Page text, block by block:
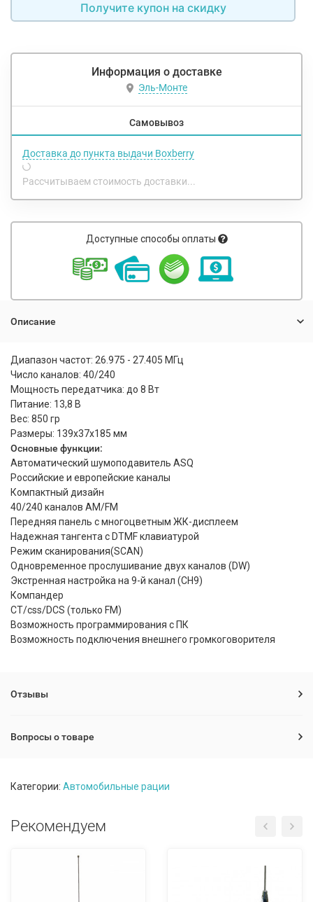
Получите купон на скидку
Информация о доставке
Эль-Монте
Самовывоз
Доставка до пункта выдачи Boxberry
Рассчитываем стоимость доставки...
Доступные способы оплаты
Описание
Диапазон частот: 26.975 - 27.405 МГц
Число каналов: 40/240
Мощность передатчика: до 8 Вт
Питание: 13,8 В
Вес: 850 гр
Размеры: 139x37x185 мм
Основные функции:
Автоматический шумоподавитель ASQ
Российские и европейские каналы
Компактный дизайн
40/240 каналов AM/FM
Передняя панель с многоцветным ЖК-дисплеем
Надежная тангента с DTMF клавиатурой
Режим сканирования(SCAN)
Одновременное прослушивание двух каналов (DW)
Экстренная настройка на 9-й канал (CH9)
Компандер
CT/css/DCS (только FM)
Возможность программирования с ПК
Возможность подключения внешнего громкоговорителя
Отзывы
Вопросы о товаре
Категории: Автомобильные рации
Рекомендуем